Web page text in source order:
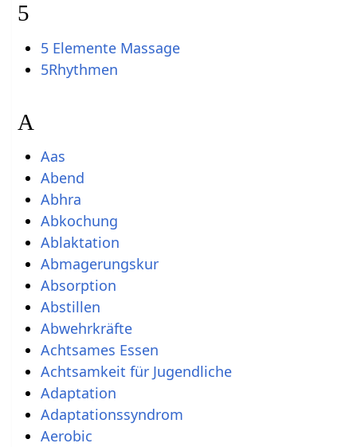
5
5 Elemente Massage
5Rhythmen
A
Aas
Abend
Abhra
Abkochung
Ablaktation
Abmagerungskur
Absorption
Abstillen
Abwehrkräfte
Achtsames Essen
Achtsamkeit für Jugendliche
Adaptation
Adaptationssyndrom
Aerobic